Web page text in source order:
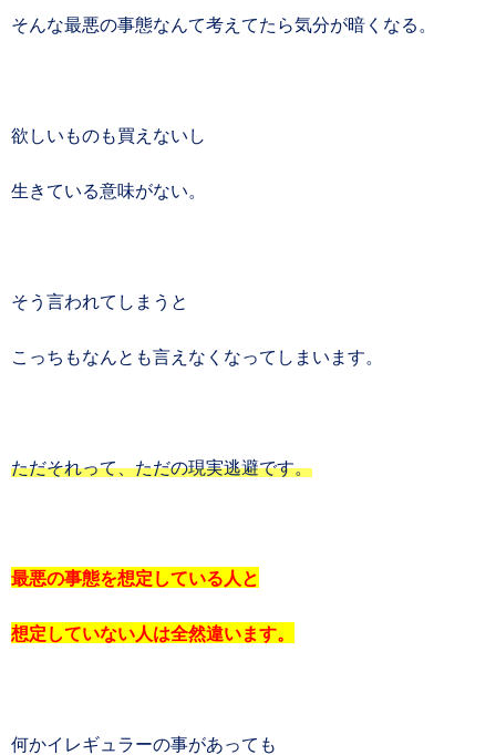
そんな最悪の事態なんて考えてたら気分が暗くなる。
欲しいものも買えないし
生きている意味がない。
そう言われてしまうと
こっちもなんとも言えなくなってしまいます。
ただそれって、ただの現実逃避です。
最悪の事態を想定している人と
想定していない人は全然違います。
何かイレギュラーの事があっても